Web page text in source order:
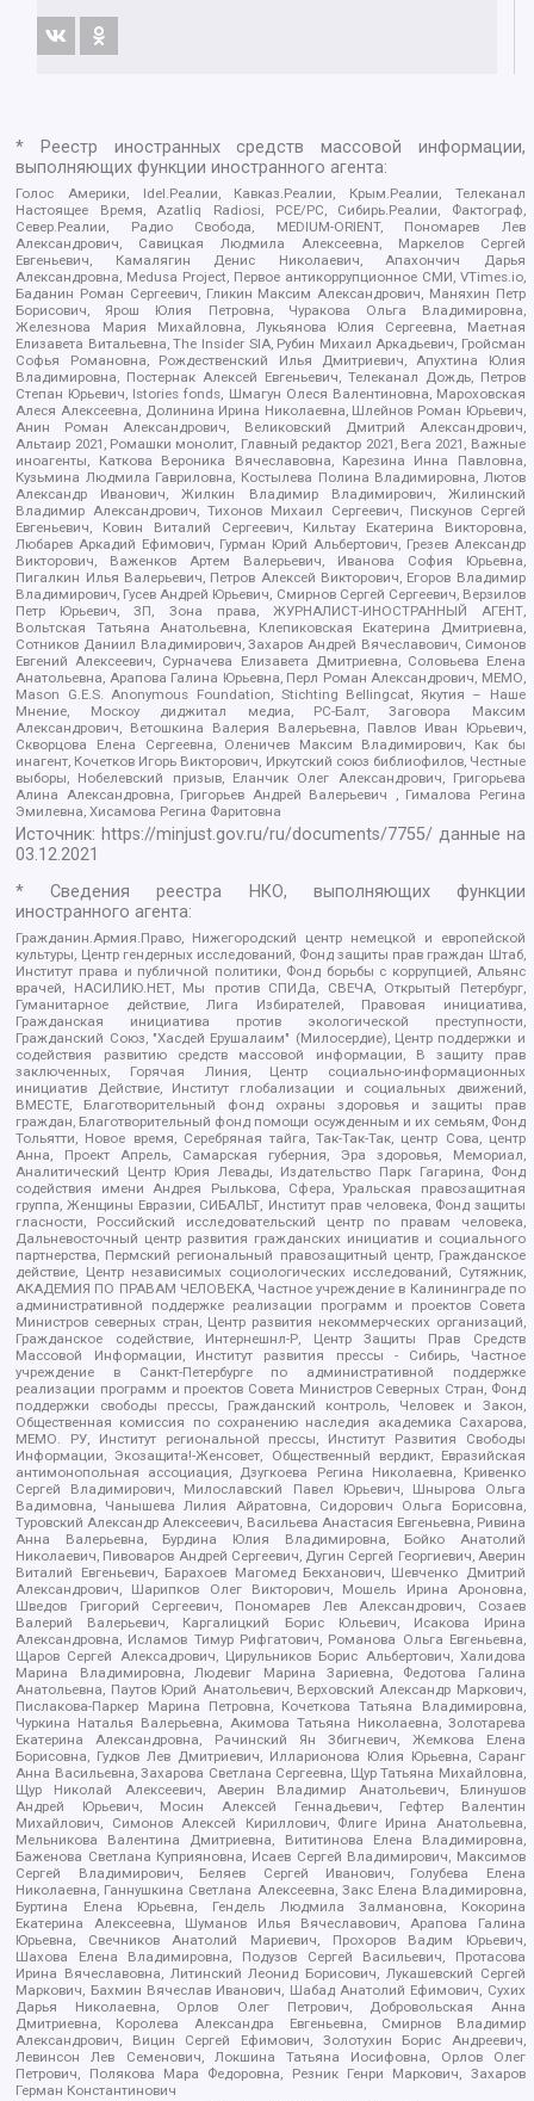
* Реестр иностранных средств массовой информации,
выполняющих функции иностранного агента:
Голос Америки, Idel.Реалии, Кавказ.Реалии, Крым.Реалии, Телеканал
Настоящее Время, Azatliq Radiosi, PCE/PC, Сибирь.Реалии, Фактограф,
Север.Реалии, Радио Свобода, MEDIUM-ORIENT, Пономарев Лев
Александрович, Савицкая Людмила Алексеевна, Маркелов Сергей
Евгеньевич, Камалягин Денис Николаевич, Апахончич Дарья
Александровна, Medusa Project, Первое антикоррупционное СМИ, VTimes.io,
Баданин Роман Сергеевич, Гликин Максим Александрович, Маняхин Петр
Борисович, Ярош Юлия Петровна, Чуракова Ольга Владимировна,
Железнова Мария Михайловна, Лукьянова Юлия Сергеевна, Маетная
Елизавета Витальевна, The Insider SIA, Рубин Михаил Аркадьевич, Гройсман
Софья Романовна, Рождественский Илья Дмитриевич, Апухтина Юлия
Владимировна, Постернак Алексей Евгеньевич, Телеканал Дождь, Петров
Степан Юрьевич, Istories fonds, Шмагун Олеся Валентиновна, Мароховская
Алеся Алексеевна, Долинина Ирина Николаевна, Шлейнов Роман Юрьевич,
Анин Роман Александрович, Великовский Дмитрий Александрович,
Альтаир 2021, Ромашки монолит, Главный редактор 2021, Вега 2021, Важные
иноагенты, Каткова Вероника Вячеславовна, Карезина Инна Павловна,
Кузьмина Людмила Гавриловна, Костылева Полина Владимировна, Лютов
Александр Иванович, Жилкин Владимир Владимирович, Жилинский
Владимир Александрович, Тихонов Михаил Сергеевич, Пискунов Сергей
Евгеньевич, Ковин Виталий Сергеевич, Кильтау Екатерина Викторовна,
Любарев Аркадий Ефимович, Гурман Юрий Альбертович, Грезев Александр
Викторович, Важенков Артем Валерьевич, Иванова София Юрьевна,
Пигалкин Илья Валерьевич, Петров Алексей Викторович, Егоров Владимир
Владимирович, Гусев Андрей Юрьевич, Смирнов Сергей Сергеевич, Верзилов
Петр Юрьевич, ЗП, Зона права, ЖУРНАЛИСТ-ИНОСТРАННЫЙ АГЕНТ,
Вольтская Татьяна Анатольевна, Клепиковская Екатерина Дмитриевна,
Сотников Даниил Владимирович, Захаров Андрей Вячеславович, Симонов
Евгений Алексеевич, Сурначева Елизавета Дмитриевна, Соловьева Елена
Анатольевна, Арапова Галина Юрьевна, Перл Роман Александрович, МЕМО,
Mason G.E.S. Anonymous Foundation, Stichting Bellingcat, Якутия – Наше
Мнение, Москоу диджитал медиа, РС-Балт, Заговора Максим
Александрович, Ветошкина Валерия Валерьевна, Павлов Иван Юрьевич,
Скворцова Елена Сергеевна, Оленичев Максим Владимирович, Как бы
инагент, Кочетков Игорь Викторович, Иркутский союз библиофилов, Честные
выборы, Нобелевский призыв, Еланчик Олег Александрович, Григорьева
Алина Александровна, Григорьев Андрей Валерьевич , Гималова Регина
Эмилевна, Хисамова Регина Фаритовна
Источник: https://minjust.gov.ru/ru/documents/7755/ данные на
03.12.2021
* Сведения реестра НКО, выполняющих функции
иностранного агента:
Гражданин.Армия.Право, Нижегородский центр немецкой и европейской
культуры, Центр гендерных исследований, Фонд защиты прав граждан Штаб,
Институт права и публичной политики, Фонд борьбы с коррупцией, Альянс
врачей, НАСИЛИЮ.НЕТ, Мы против СПИДа, СВЕЧА, Открытый Петербург,
Гуманитарное действие, Лига Избирателей, Правовая инициатива,
Гражданская инициатива против экологической преступности,
Гражданский Союз, "Хасдей Ерушалаим" (Милосердие), Центр поддержки и
содействия развитию средств массовой информации, В защиту прав
заключенных, Горячая Линия, Центр социально-информационных
инициатив Действие, Институт глобализации и социальных движений,
ВМЕСТЕ, Благотворительный фонд охраны здоровья и защиты прав
граждан, Благотворительный фонд помощи осужденным и их семьям, Фонд
Тольятти, Новое время, Серебряная тайга, Так-Так-Так, центр Сова, центр
Анна, Проект Апрель, Самарская губерния, Эра здоровья, Мемориал,
Аналитический Центр Юрия Левады, Издательство Парк Гагарина, Фонд
содействия имени Андрея Рылькова, Сфера, Уральская правозащитная
группа, Женщины Евразии, СИБАЛЬТ, Институт прав человека, Фонд защиты
гласности, Российский исследовательский центр по правам человека,
Дальневосточный центр развития гражданских инициатив и социального
партнерства, Пермский региональный правозащитный центр, Гражданское
действие, Центр независимых социологических исследований, Сутяжник,
АКАДЕМИЯ ПО ПРАВАМ ЧЕЛОВЕКА, Частное учреждение в Калининграде по
административной поддержке реализации программ и проектов Совета
Министров северных стран, Центр развития некоммерческих организаций,
Гражданское содействие, Интернешнл-Р, Центр Защиты Прав Средств
Массовой Информации, Институт развития прессы - Сибирь, Частное
учреждение в Санкт-Петербурге по административной поддержке
реализации программ и проектов Совета Министров Северных Стран, Фонд
поддержки свободы прессы, Гражданский контроль, Человек и Закон,
Общественная комиссия по сохранению наследия академика Сахарова,
МЕМО. РУ, Институт региональной прессы, Институт Развития Свободы
Информации, Экозащита!-Женсовет, Общественный вердикт, Евразийская
антимонопольная ассоциация, Дзугкоева Регина Николаевна, Кривенко
Сергей Владимирович, Милославский Павел Юрьевич, Шнырова Ольга
Вадимовна, Чанышева Лилия Айратовна, Сидорович Ольга Борисовна,
Туровский Александр Алексеевич, Васильева Анастасия Евгеньевна, Ривина
Анна Валерьевна, Бурдина Юлия Владимировна, Бойко Анатолий
Николаевич, Пивоваров Андрей Сергеевич, Дугин Сергей Георгиевич, Аверин
Виталий Евгеньевич, Барахоев Магомед Бекханович, Шевченко Дмитрий
Александрович, Шарипков Олег Викторович, Мошель Ирина Ароновна,
Шведов Григорий Сергеевич, Пономарев Лев Александрович, Созаев
Валерий Валерьевич, Каргалицкий Борис Юльевич, Исакова Ирина
Александровна, Исламов Тимур Рифгатович, Романова Ольга Евгеньевна,
Щаров Сергей Алексадрович, Цирульников Борис Альбертович, Халидова
Марина Владимировна, Людевиг Марина Зариевна, Федотова Галина
Анатольевна, Паутов Юрий Анатольевич, Верховский Александр Маркович,
Пислакова-Паркер Марина Петровна, Кочеткова Татьяна Владимировна,
Чуркина Наталья Валерьевна, Акимова Татьяна Николаевна, Золотарева
Екатерина Александровна, Рачинский Ян Збигневич, Жемкова Елена
Борисовна, Гудков Лев Дмитриевич, Илларионова Юлия Юрьевна, Саранг
Анна Васильевна, Захарова Светлана Сергеевна, Щур Татьяна Михайловна,
Щур Николай Алексеевич, Аверин Владимир Анатольевич, Блинушов
Андрей Юрьевич, Мосин Алексей Геннадьевич, Гефтер Валентин
Михайлович, Симонов Алексей Кириллович, Флиге Ирина Анатольевна,
Мельникова Валентина Дмитриевна, Вититинова Елена Владимировна,
Баженова Светлана Куприяновна, Исаев Сергей Владимирович, Максимов
Сергей Владимирович, Беляев Сергей Иванович, Голубева Елена
Николаевна, Ганнушкина Светлана Алексеевна, Закс Елена Владимировна,
Буртина Елена Юрьевна, Гендель Людмила Залмановна, Кокорина
Екатерина Алексеевна, Шуманов Илья Вячеславович, Арапова Галина
Юрьевна, Свечников Анатолий Мариевич, Прохоров Вадим Юрьевич,
Шахова Елена Владимировна, Подузов Сергей Васильевич, Протасова
Ирина Вячеславовна, Литинский Леонид Борисович, Лукашевский Сергей
Маркович, Бахмин Вячеслав Иванович, Шабад Анатолий Ефимович, Сухих
Дарья Николаевна, Орлов Олег Петрович, Добровольская Анна
Дмитриевна, Королева Александра Евгеньевна, Смирнов Владимир
Александрович, Вицин Сергей Ефимович, Золотухин Борис Андреевич,
Левинсон Лев Семенович, Локшина Татьяна Иосифовна, Орлов Олег
Петрович, Полякова Мара Федоровна, Резник Генри Маркович, Захаров
Герман Константинович